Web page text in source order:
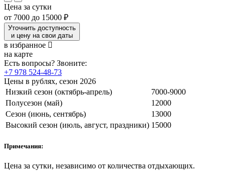
Цена за сутки
от 7000 до 15000 ₽
Уточнить доступность
и цену на свои даты
в избранное
на карте
Есть вопросы? Звоните:
+7 978 524-48-73
Цены в рублях, сезон 2026
Низкий сезон (октябрь-апрель)
7000-9000
Полусезон (май)
12000
Сезон (июнь, сентябрь)
13000
Высокий сезон (июль, август, праздники) 15000
Примечания:
Цена за сутки, независимо от количества отдыхающих.